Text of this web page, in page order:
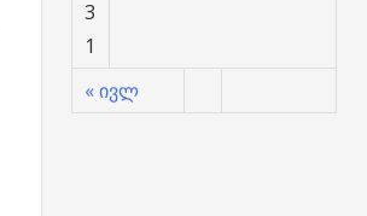
« ივლ
3
1